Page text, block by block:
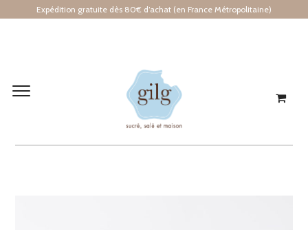
Expédition gratuite dès 80€ d’achat (en France Métropolitaine)